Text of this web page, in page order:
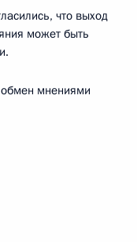
что выход
может быть
обмен мнениями